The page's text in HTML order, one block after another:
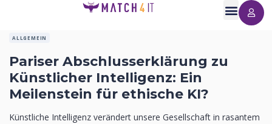
ALLGEMEIN
Pariser Abschlusserklärung zu
Künstlicher Intelligenz: Ein
Meilenstein für ethische KI?
Künstliche Intelligenz verändert unsere Gesellschaft in rasantem